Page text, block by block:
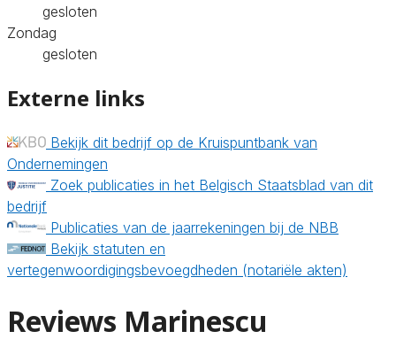
gesloten
Zondag
gesloten
Externe links
Bekijk dit bedrijf op de Kruispuntbank van
Ondernemingen
Zoek publicaties in het Belgisch Staatsblad van dit
bedrijf
Publicaties van de jaarrekeningen bij de NBB
Bekijk statuten en
vertegenwoordigingsbevoegdheden (notariële akten)
Reviews Marinescu